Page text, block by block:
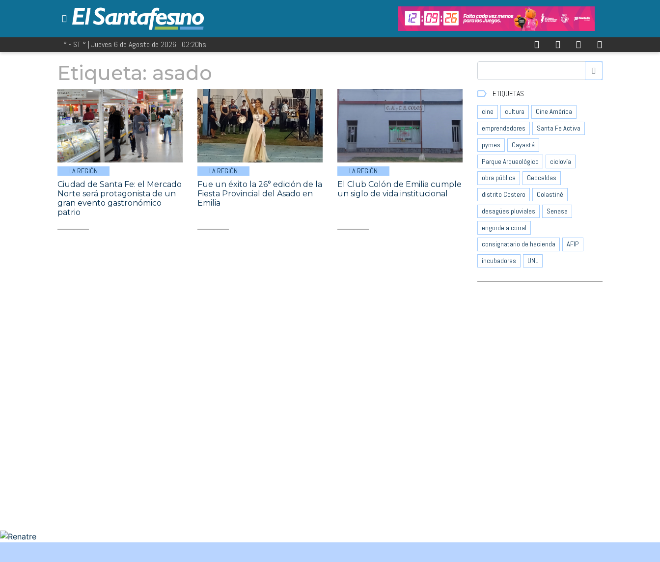
° - ST ° | Jueves 6 de Agosto de 2026 | 02:20hs
Etiqueta: asado
LA REGIÓN
Ciudad de Santa Fe: el Mercado
Norte será protagonista de un
gran evento gastronómico
patrio
LA REGIÓN
Fue un éxito la 26° edición de la
Fiesta Provincial del Asado en
Emilia
LA REGIÓN
El Club Colón de Emilia cumple
un siglo de vida institucional
ETIQUETAS
cine cultura
Cine América
emprendedores
Santa Fe Activa
pymes
Cayastá
Parque Arqueológico
ciclovía
obra pública
Geoceldas
distrito Costero
Colastiné
desagües pluviales
Senasa
engorde a corral
consignatario de hacienda
AFIP
incubadoras
UNL